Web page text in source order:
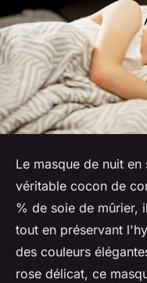
Le masque de nuit
véritable cocon de
% de soie de mûrier,
tout en préservant
des couleurs
rose délicat, ce